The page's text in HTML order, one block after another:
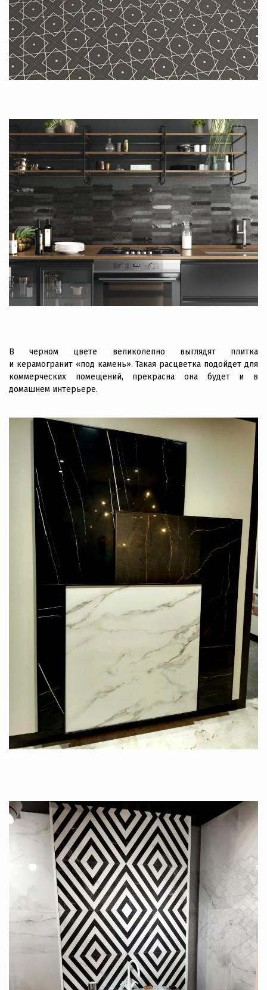
В черном цвете великолепно выглядят плитка
и керамогранит «под камень». Такая расцветка подойдет для
коммерческих помещений, прекрасна она будет и в
домашнем интерьере.